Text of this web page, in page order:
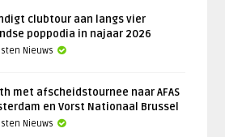
clubtour aan langs vier
poppodia in najaar 2026
Nieuws
met afscheidstournee naar AFAS
en Vorst Nationaal Brussel
Nieuws